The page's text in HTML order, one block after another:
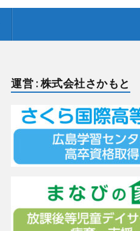
運営 : 株式会社さかもと